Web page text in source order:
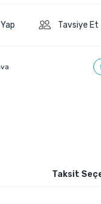
Tavsiye Et
Taksit